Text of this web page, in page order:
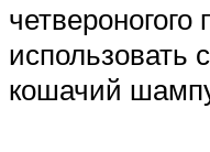
использовать
кошачий